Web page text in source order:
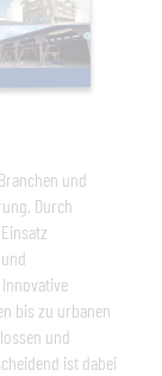
und
Durch
bis zu urbanen
und
ist dabei